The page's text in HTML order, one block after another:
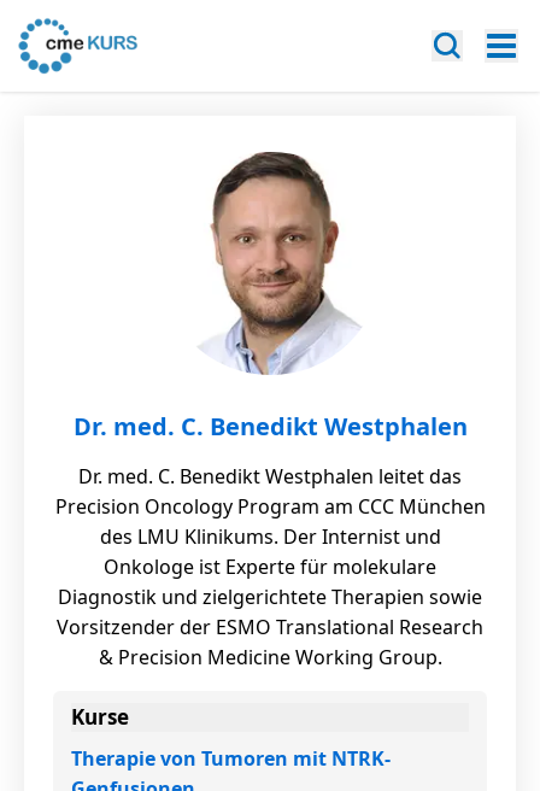
Dr. med. C. Benedikt Westphalen
Dr. med. C. Benedikt Westphalen leitet das
Precision Oncology Program am CCC München
des LMU Klinikums. Der Internist und
Onkologe ist Experte für molekulare
Diagnostik und zielgerichtete Therapien sowie
Vorsitzender der ESMO Translational Research
& Precision Medicine Working Group.
Kurse
Therapie von Tumoren mit NTRK-